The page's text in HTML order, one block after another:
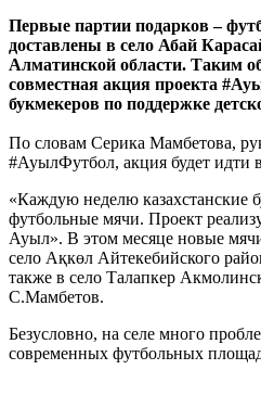
Первые партии подарков –
доставлены в село Абай
Алматинской области. Таким
совместная акция проекта
букмекеров по поддержке
По словам Серика Мамбетова,
#АуылФутбол, акция будет идти
«Каждую неделю казахстанские
футбольные мячи. Проект
Ауыл». В этом месяце новые
село Ақкөл Айтекебийского
также в село Талапкер
С.Мамбетов.
Безусловно, на селе много
современных футбольных